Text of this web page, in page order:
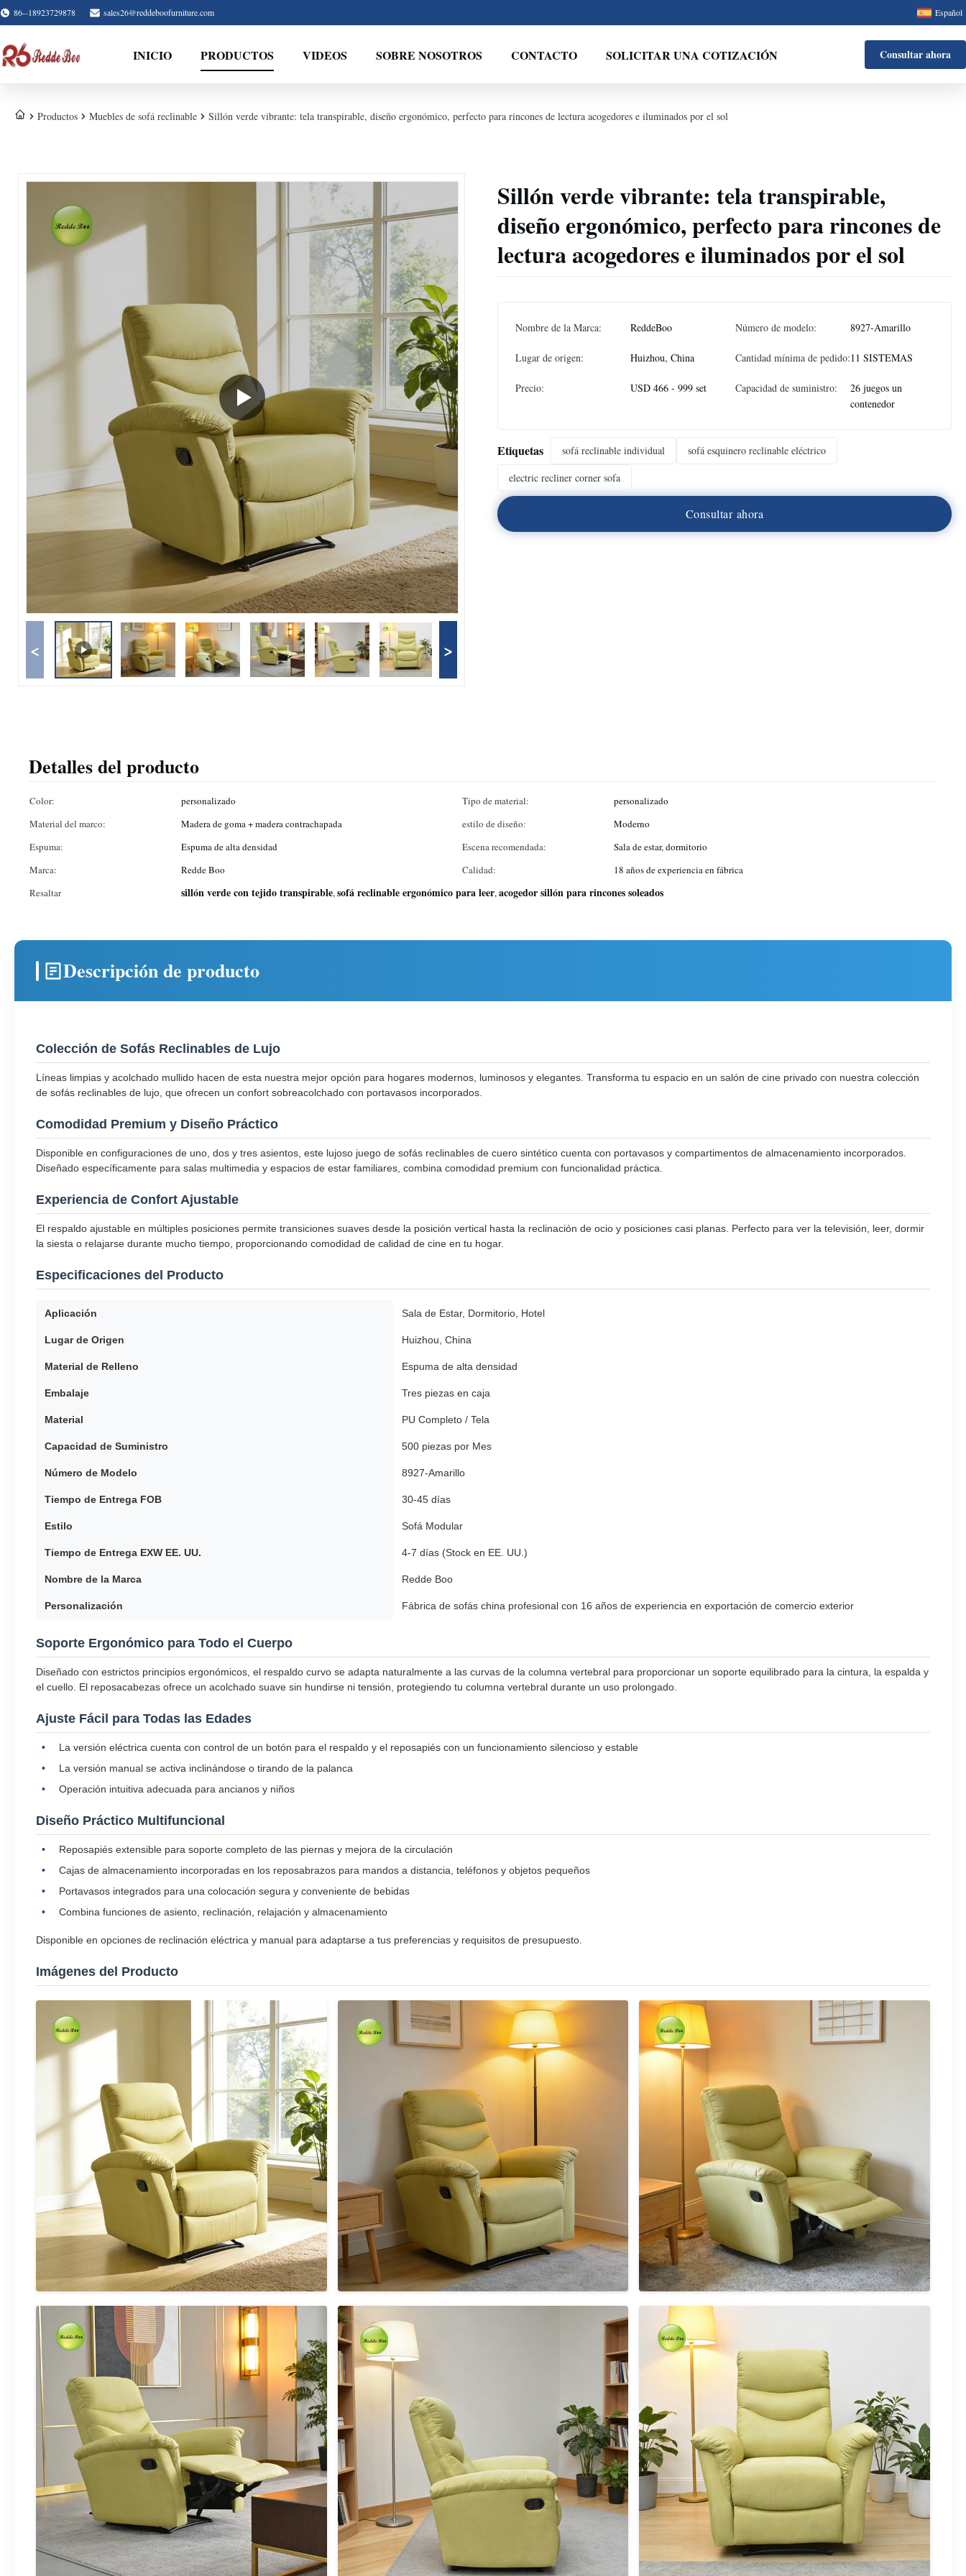
86--18923729878 sales26@reddeboofurniture.com Español
INICIO PRODUCTOS VIDEOS SOBRE NOSOTROS CONTACTO SOLICITAR UNA COTIZACIÓN Consultar ahora
Productos Muebles de sofá reclinable Sillón verde vibrante: tela transpirable, diseño ergonómico, perfecto para rincones de lectura acogedores e iluminados por el sol
< >
Sillón verde vibrante: tela transpirable,
diseño ergonómico, perfecto para rincones de
lectura acogedores e iluminados por el sol
Nombre de la Marca: ReddeBoo Número de modelo: 8927-Amarillo
Lugar de origen: Huizhou, China Cantidad mínima de pedido:11 SISTEMAS
Precio: USD 466 - 999 set Capacidad de suministro:
26 juegos un
contenedor
Etiquetas sofá reclinable individual
sofá esquinero reclinable eléctrico
electric recliner corner sofa
Consultar ahora
Detalles del producto
Color: personalizado Tipo de material:
personalizado
Material del marco:
Madera de goma + madera contrachapada estilo de diseño:
Moderno
Espuma:
Espuma de alta densidad Escena recomendada:
Sala de estar, dormitorio
Marca:
Redde Boo Calidad:
18 años de experiencia en fábrica
Resaltar
sillón verde con tejido transpirable,sofá reclinable ergonómico para leer,acogedor sillón para rincones soleados
Descripción de producto
Colección de Sofás Reclinables de Lujo
Líneas limpias y acolchado mullido hacen de esta nuestra mejor opción para hogares modernos, luminosos y elegantes. Transforma tu espacio en un salón de cine privado con nuestra colección
de sofás reclinables de lujo, que ofrecen un confort sobreacolchado con portavasos incorporados.
Comodidad Premium y Diseño Práctico
Disponible en configuraciones de uno, dos y tres asientos, este lujoso juego de sofás reclinables de cuero sintético cuenta con portavasos y compartimentos de almacenamiento incorporados.
Diseñado específicamente para salas multimedia y espacios de estar familiares, combina comodidad premium con funcionalidad práctica.
Experiencia de Confort Ajustable
El respaldo ajustable en múltiples posiciones permite transiciones suaves desde la posición vertical hasta la reclinación de ocio y posiciones casi planas. Perfecto para ver la televisión, leer, dormir
la siesta o relajarse durante mucho tiempo, proporcionando comodidad de calidad de cine en tu hogar.
Especificaciones del Producto
Aplicación Sala de Estar, Dormitorio, Hotel
Lugar de Origen Huizhou, China
Material de Relleno Espuma de alta densidad
Embalaje Tres piezas en caja
Material PU Completo / Tela
Capacidad de Suministro 500 piezas por Mes
Número de Modelo 8927-Amarillo
Tiempo de Entrega FOB 30-45 días
Estilo Sofá Modular
Tiempo de Entrega EXW EE. UU. 4-7 días (Stock en EE. UU.)
Nombre de la Marca Redde Boo
Personalización Fábrica de sofás china profesional con 16 años de experiencia en exportación de comercio exterior
Soporte Ergonómico para Todo el Cuerpo
Diseñado con estrictos principios ergonómicos, el respaldo curvo se adapta naturalmente a las curvas de la columna vertebral para proporcionar un soporte equilibrado para la cintura, la espalda y
el cuello. El reposacabezas ofrece un acolchado suave sin hundirse ni tensión, protegiendo tu columna vertebral durante un uso prolongado.
Ajuste Fácil para Todas las Edades
La versión eléctrica cuenta con control de un botón para el respaldo y el reposapiés con un funcionamiento silencioso y estable
La versión manual se activa inclinándose o tirando de la palanca
Operación intuitiva adecuada para ancianos y niños
Diseño Práctico Multifuncional
Reposapiés extensible para soporte completo de las piernas y mejora de la circulación
Cajas de almacenamiento incorporadas en los reposabrazos para mandos a distancia, teléfonos y objetos pequeños
Portavasos integrados para una colocación segura y conveniente de bebidas
Combina funciones de asiento, reclinación, relajación y almacenamiento
Disponible en opciones de reclinación eléctrica y manual para adaptarse a tus preferencias y requisitos de presupuesto.
Imágenes del Producto